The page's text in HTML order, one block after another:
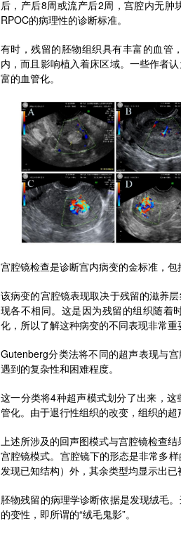
后，产后8周或流产后2周，宫腔内无肿
RPOC的病理性的诊断标准。
有时，残留的胚物组织具有丰富的血管
内，而且影响植入着床区域。一些作者
富的血管化。
宫腔镜检查是诊断宫内病变的金标准，包
该病变的宫腔镜表现取决于残留的滋养
现各不相同。这是因为残留的组织随着
化，所以了解这种病变的不同表现非常重
Gutenberg分类法将不同的超声表现与
遇到的复杂性和困难程度。
这一分类将4种超声模式划分了出来，
管化。由于退行性组织的改变，组织的
上述所涉及的回声图模式与宫腔镜检查
宫腔镜模式。宫腔镜下的形态是非常多
发现已知结构）外，其余类型均显示出
胚物残留的病理学诊断依据是发现绒毛
的变性，即所谓的“绒毛鬼影”。